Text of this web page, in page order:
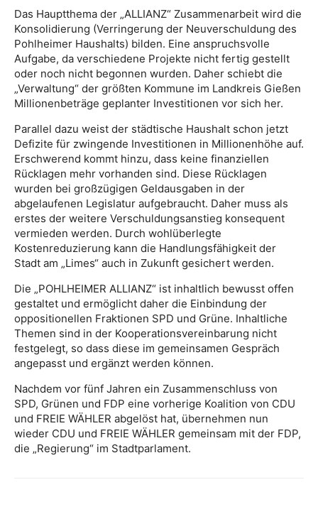
Das Hauptthema der „ALLIANZ“ Zusammenarbeit wird die
Konsolidierung (Verringerung der Neuverschuldung des
Pohlheimer Haushalts) bilden. Eine anspruchsvolle
Aufgabe, da verschiedene Projekte nicht fertig gestellt
oder noch nicht begonnen wurden. Daher schiebt die
„Verwaltung“ der größten Kommune im Landkreis Gießen
Millionenbeträge geplanter Investitionen vor sich her.
Parallel dazu weist der städtische Haushalt schon jetzt
Defizite für zwingende Investitionen in Millionenhöhe auf.
Erschwerend kommt hinzu, dass keine finanziellen
Rücklagen mehr vorhanden sind. Diese Rücklagen
wurden bei großzügigen Geldausgaben in der
abgelaufenen Legislatur aufgebraucht. Daher muss als
erstes der weitere Verschuldungsanstieg konsequent
vermieden werden. Durch wohlüberlegte
Kostenreduzierung kann die Handlungsfähigkeit der
Stadt am „Limes“ auch in Zukunft gesichert werden.
Die „POHLHEIMER ALLIANZ“ ist inhaltlich bewusst offen
gestaltet und ermöglicht daher die Einbindung der
oppositionellen Fraktionen SPD und Grüne. Inhaltliche
Themen sind in der Kooperationsvereinbarung nicht
festgelegt, so dass diese im gemeinsamen Gespräch
angepasst und ergänzt werden können.
Nachdem vor fünf Jahren ein Zusammenschluss von
SPD, Grünen und FDP eine vorherige Koalition von CDU
und FREIE WÄHLER abgelöst hat, übernehmen nun
wieder CDU und FREIE WÄHLER gemeinsam mit der FDP,
die „Regierung“ im Stadtparlament.